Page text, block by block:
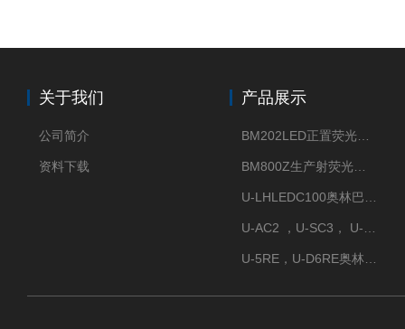
关于我们
公司简介
资料下载
产品展示
BM202LED正置荧光显微镜
BM800Z生产射荧光显微镜性价比高
U-LHLEDC100奥林巴斯明场LED光源
U-AC2 ，U-SC3， U-PCD2奥林巴斯正置显微镜用聚光镜
U-5RE，U-D6RE奥林巴斯通用型五孔、六孔位物镜转盘